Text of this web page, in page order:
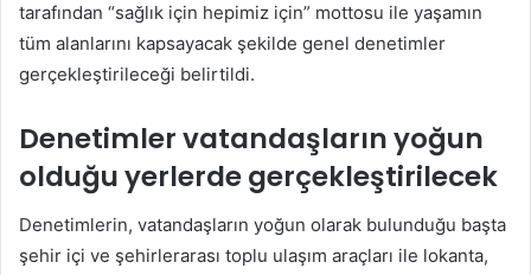
tarafından “sağlık için hepimiz için” mottosu ile yaşamın
tüm alanlarını kapsayacak şekilde genel denetimler
gerçekleştirileceği belirtildi.
Denetimler vatandaşların yoğun
olduğu yerlerde gerçekleştirilecek
Denetimlerin, vatandaşların yoğun olarak bulunduğu başta
şehir içi ve şehirlerarası toplu ulaşım araçları ile lokanta,